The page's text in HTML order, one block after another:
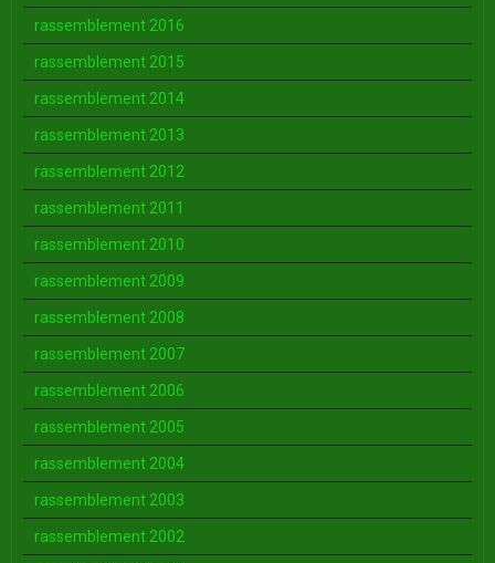
rassemblement 2016
rassemblement 2015
rassemblement 2014
rassemblement 2013
rassemblement 2012
rassemblement 2011
rassemblement 2010
rassemblement 2009
rassemblement 2008
rassemblement 2007
rassemblement 2006
rassemblement 2005
rassemblement 2004
rassemblement 2003
rassemblement 2002